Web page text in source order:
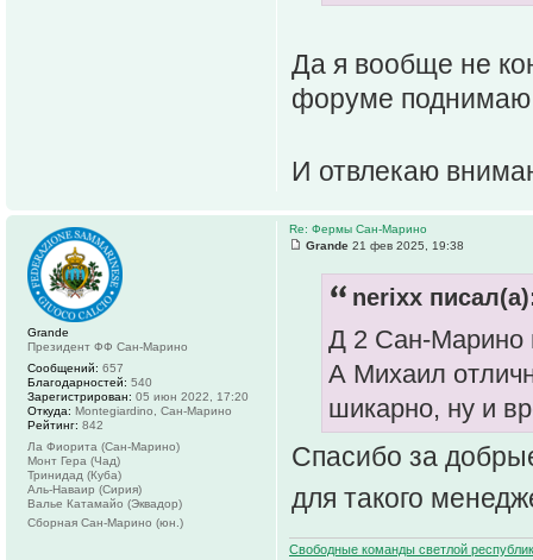
Да я вообще не
форуме
И отвлекаю
Re: Фермы Сан-Марино
Grande 21 фев 2025, 19:38
nerixx
Д 2 Сан-Марино
А Михаил
шикарно, ну и
Спасибо за
для такого
Свободные команды светлой
Grande
Президент ФФ Сан-Марино
Сообщений: 657
Благодарностей: 540
Зарегистрирован: 05 июн 2022, 17:20
Откуда: Montegiardino, Сан-Марино
Рейтинг: 842
Ла Фиорита (Сан-Марино)
Монт Гера (Чад)
Тринидад (Куба)
Аль-Наваир (Сирия)
Валье Катамайо (Эквадор)
Сборная Сан-Марино (юн.)